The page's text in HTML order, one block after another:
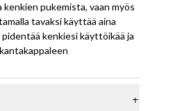
pukemista, vaan myös
tavaksi käyttää aina
kenkiesi käyttöikää ja